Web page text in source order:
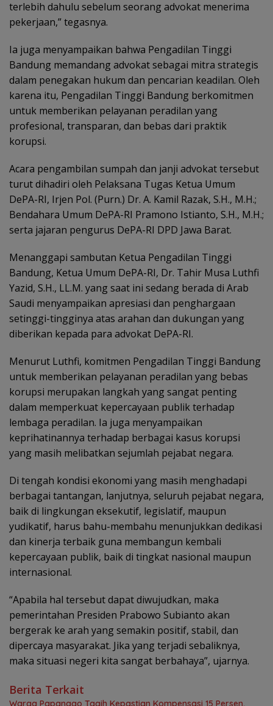
terlebih dahulu sebelum seorang advokat menerima
pekerjaan,” tegasnya.
Ia juga menyampaikan bahwa Pengadilan Tinggi
Bandung memandang advokat sebagai mitra strategis
dalam penegakan hukum dan pencarian keadilan. Oleh
karena itu, Pengadilan Tinggi Bandung berkomitmen
untuk memberikan pelayanan peradilan yang
profesional, transparan, dan bebas dari praktik
korupsi.
Acara pengambilan sumpah dan janji advokat tersebut
turut dihadiri oleh Pelaksana Tugas Ketua Umum
DePA-RI, Irjen Pol. (Purn.) Dr. A. Kamil Razak, S.H., M.H.;
Bendahara Umum DePA-RI Pramono Istianto, S.H., M.H.;
serta jajaran pengurus DePA-RI DPD Jawa Barat.
Menanggapi sambutan Ketua Pengadilan Tinggi
Bandung, Ketua Umum DePA-RI, Dr. Tahir Musa Luthfi
Yazid, S.H., LL.M. yang saat ini sedang berada di Arab
Saudi menyampaikan apresiasi dan penghargaan
setinggi-tingginya atas arahan dan dukungan yang
diberikan kepada para advokat DePA-RI.
Menurut Luthfi, komitmen Pengadilan Tinggi Bandung
untuk memberikan pelayanan peradilan yang bebas
korupsi merupakan langkah yang sangat penting
dalam memperkuat kepercayaan publik terhadap
lembaga peradilan. Ia juga menyampaikan
keprihatinannya terhadap berbagai kasus korupsi
yang masih melibatkan sejumlah pejabat negara.
Di tengah kondisi ekonomi yang masih menghadapi
berbagai tantangan, lanjutnya, seluruh pejabat negara,
baik di lingkungan eksekutif, legislatif, maupun
yudikatif, harus bahu-membahu menunjukkan dedikasi
dan kinerja terbaik guna membangun kembali
kepercayaan publik, baik di tingkat nasional maupun
internasional.
“Apabila hal tersebut dapat diwujudkan, maka
pemerintahan Presiden Prabowo Subianto akan
bergerak ke arah yang semakin positif, stabil, dan
dipercaya masyarakat. Jika yang terjadi sebaliknya,
maka situasi negeri kita sangat berbahaya”, ujarnya.
Berita Terkait
Warga Papanggo Tagih Kepastian Kompensasi 15 Persen,